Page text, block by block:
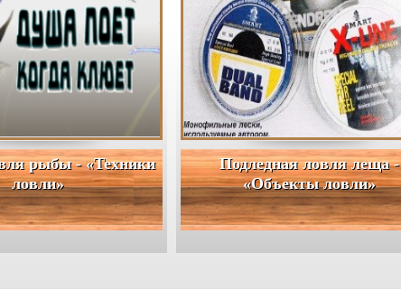
рыбы - «Техники
ловли»
Подледная ловля леща -
«Объекты ловли»